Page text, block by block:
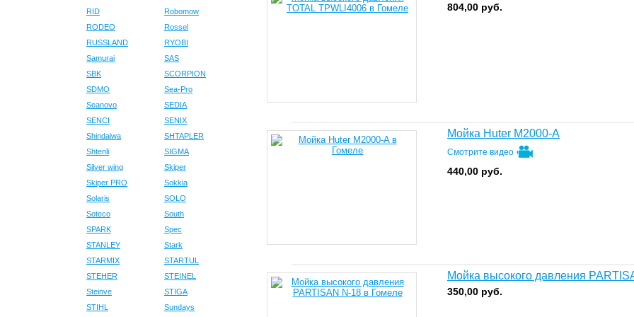
RID
Robomow
RODEO
Rossel
RUSSLAND
RYOBI
Samurai
SAS
SBK
SCORPION
SDMO
Sea-Pro
Seanovo
SEDIA
SENCI
SENIX
Shindaiwa
SHTAPLER
Shtenli
SIGMA
Silver wing
Skiper
Skiper PRO
Sokkia
Solaris
SOLO
Soteco
South
SPARK
Spec
STANLEY
Stark
STARMIX
STARTUL
STEHER
STEINEL
Steinve
STIGA
STIHL
Sundays
804,00 руб.
Мойка Huter M2000-A
Смотрите видео
440,00 руб.
Мойка высокого давления
350,00 руб.